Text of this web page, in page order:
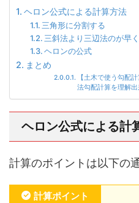
ヘロン公式による計算方法
三角形に分割する
三斜法より三辺法のが早
ヘロンの公式
まとめ
【土木で使う勾配
法勾配計算を理解出
ヘロン公式による計
計算のポイントは以下の
計算ポイント